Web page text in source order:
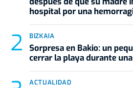
hospital por una
BIZKAIA
Sorpresa en Bakio: un
cerrar la playa durante
ACTUALIDAD